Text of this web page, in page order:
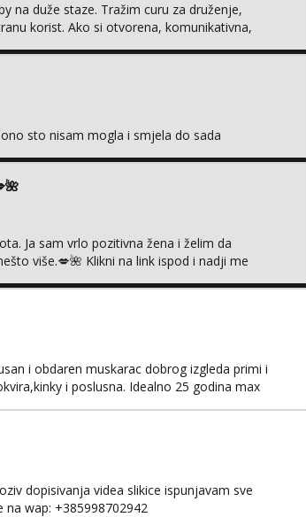
na duže staze. Tražim curu za druženje,
korist. Ako si otvorena, komunikativna,
sto nisam mogla i smjela do sada
Ja sam vrlo pozitivna žena i želim da
više.💋🌺 Klikni na link ispod i nadji me
i obdaren muskarac dobrog izgleda primi i
i poslusna. Idealno 25 godina max
dopisivanja videa slikice ispunjavam sve
wap: +385998702942